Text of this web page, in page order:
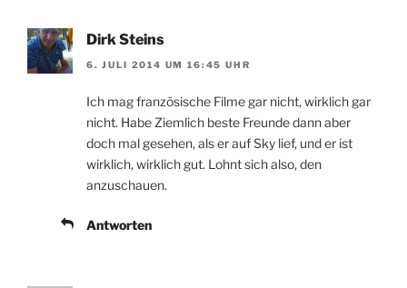
Dirk Steins
6. JULI 2014 UM 16:45 UHR
Ich mag französische Filme gar nicht, wirklich gar
nicht. Habe Ziemlich beste Freunde dann aber
doch mal gesehen, als er auf Sky lief, und er ist
wirklich, wirklich gut. Lohnt sich also, den
anzuschauen.
Antworten